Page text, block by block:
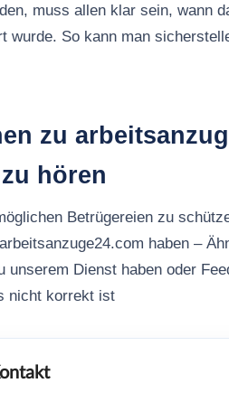
muss allen klar sein, wann
wurde. So kann man
zu
hören
Betrügereien zu
haben –
unserem Dienst haben oder
nicht korrekt ist